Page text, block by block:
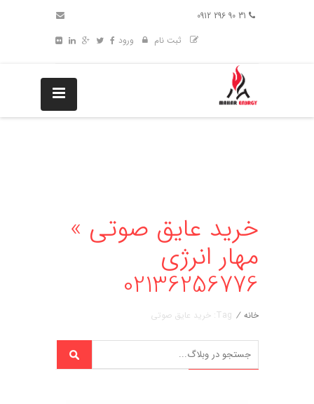
ثبت نام
ورود
خرید عایق صوتی »
مهار انرژی
02136256776
خانه / Tag: خرید عایق صوتی